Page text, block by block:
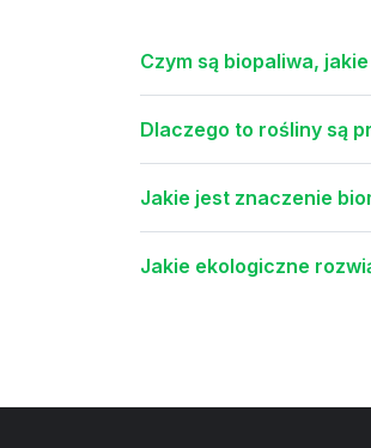
Czym są biopaliwa,
Dlaczego to rośliny są
Jakie jest znaczenie
Jakie ekologiczne